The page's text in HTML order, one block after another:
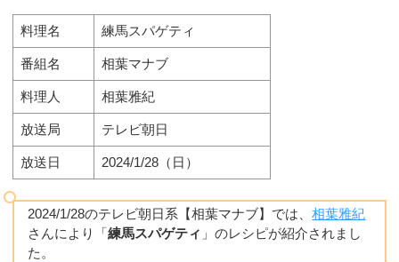
料理名 練馬スパゲティ
番組名 相葉マナブ
料理人 相葉雅紀
放送局 テレビ朝日
放送日 2024/1/28（日）
2024/1/28のテレビ朝日系【相葉マナブ】では、相葉雅紀
さんにより「練馬スパゲティ 」のレシピが紹介されまし
た。